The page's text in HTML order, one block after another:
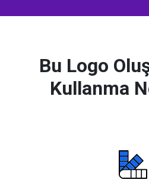
Bu Logo
Kullanma